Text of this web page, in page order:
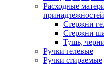
Расходные
принадлежностей
Стержни
Стержни
Тушь,
Ручки гелевые
Ручки стираемые